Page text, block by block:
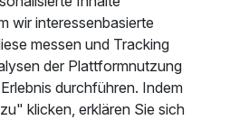
großen und liebevoll
Cappuccino, eine große
Sie mögen.
wir interessenbasierte
messen und Tracking
der Plattformnutzung
durchführen. Indem
klicken, erklären Sie sich